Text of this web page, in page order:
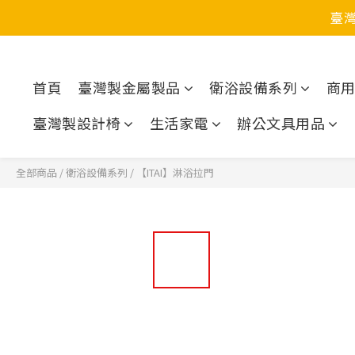
臺
首頁 臺灣製金屬製品 衛浴設備系列
商
臺灣製設計椅
生活家電 辦公文具用品
全部商品 /衛浴設備系列 / 【ITAI】淋浴拉門